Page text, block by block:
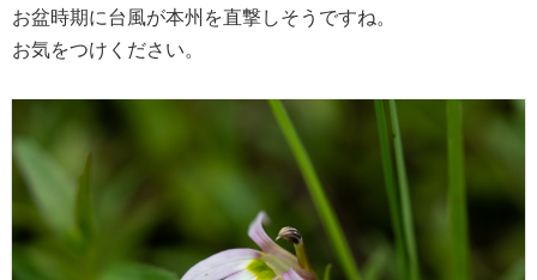
お盆時期に台風が本州を直撃しそうですね。
お気をつけください。